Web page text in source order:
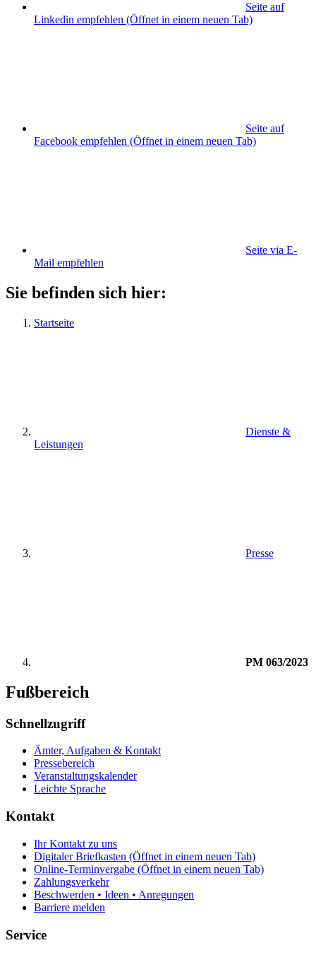
Seite auf
Linkedin empfehlen (Öffnet in einem neuen Tab)
Seite auf
Facebook empfehlen (Öffnet in einem neuen Tab)
Seite via E-
Mail empfehlen
Sie befinden sich hier:
Startseite
Dienste &
Leistungen
Presse
PM 063/2023
Fußbereich
Schnellzugriff
Ämter, Aufgaben & Kontakt
Pressebereich
Veranstaltungskalender
Leichte Sprache
Kontakt
Ihr Kontakt zu uns
Digitaler Briefkasten (Öffnet in einem neuen Tab)
Online-Terminvergabe (Öffnet in einem neuen Tab)
Zahlungsverkehr
Beschwerden • Ideen • Anregungen
Barriere melden
Service